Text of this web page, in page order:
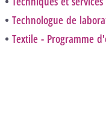
Technologue de
Textile - Programme